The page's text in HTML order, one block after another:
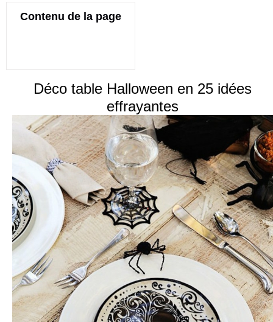
Contenu de la page
Déco table Halloween en 25 idées
effrayantes